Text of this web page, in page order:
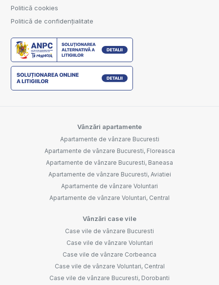
Politică cookies
Politică de confidențialitate
Vânzări apartamente
Apartamente de vânzare Bucuresti
Apartamente de vânzare Bucuresti, Floreasca
Apartamente de vânzare Bucuresti, Baneasa
Apartamente de vânzare Bucuresti, Aviatiei
Apartamente de vânzare Voluntari
Apartamente de vânzare Voluntari, Central
Vânzări case vile
Case vile de vânzare Bucuresti
Case vile de vânzare Voluntari
Case vile de vânzare Corbeanca
Case vile de vânzare Voluntari, Central
Case vile de vânzare Bucuresti, Dorobanti